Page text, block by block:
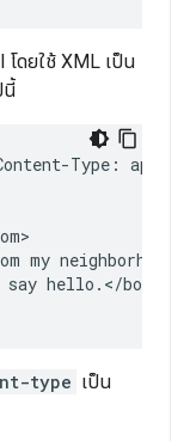
ดยใช้ XML เป็น
นี้
Type:
my
hello.</body>
type เป็น